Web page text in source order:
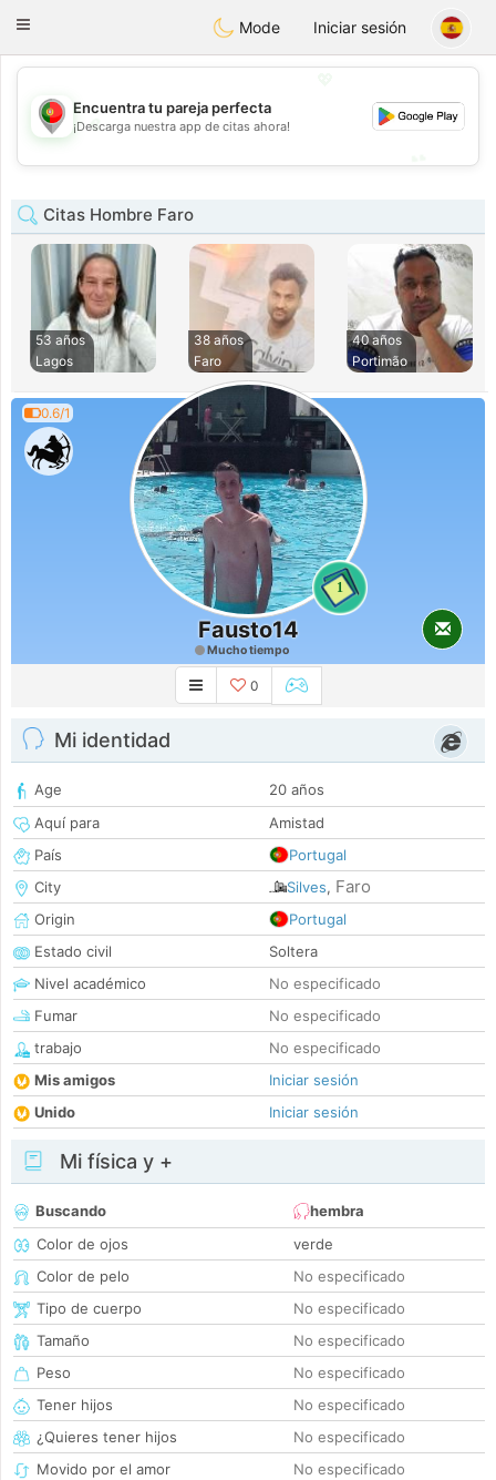
namoroPortugues
Toggle
Mode Iniciar sesión
💕
Encuentra tu pareja perfecta
¡Descarga nuestra app de citas ahora!
Citas Hombre Faro
53 años
Lagos
38 años
Faro
40 años
Portimão
0.6/1
1
Fausto14
Mucho tiempo
0
Mi identidad
Age
20 años
Aquí para
Amistad
País
Portugal
City
Silves, Faro
Origin
Portugal
Estado civil
Soltera
Nivel académico
No especificado
Fumar
No especificado
trabajo
No especificado
Mis amigos
Iniciar sesión
Unido
Iniciar sesión
Mi física y +
Buscando
hembra
Color de ojos
verde
Color de pelo
No especificado
Tipo de cuerpo
No especificado
Tamaño
No especificado
Peso
No especificado
Tener hijos
No especificado
¿Quieres tener hijos
No especificado
Movido por el amor
No especificado